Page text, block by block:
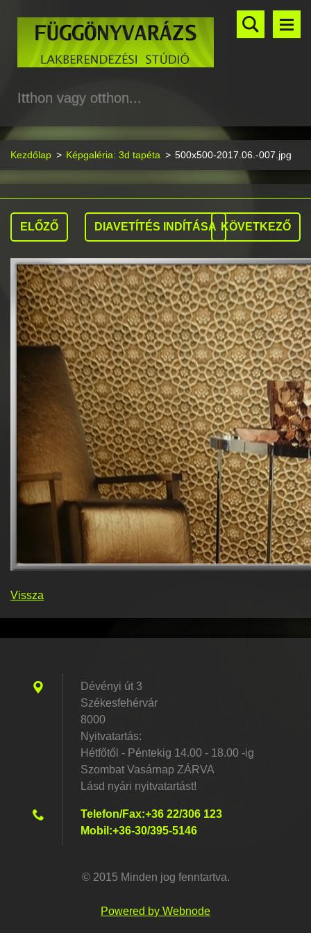
Itthon vagy otthon...
Kezdőlap > Képgaléria: 3d tapéta > 500x500-2017.06.-007.jpg
ELŐZŐ DIAVETÍTÉS INDÍTÁSA KÖVETKEZŐ
Vissza
Dévényi út 3
Székesfehérvár
8000
Nyitvatartás:
Hétfőtől - Péntekig 14.00 - 18.00 -ig
Szombat Vasárnap ZÁRVA
Lásd nyári nyitvatartást!
Telefon/Fax:+36 22/306 123
Mobil:+36-30/395-5146
© 2015 Minden jog fenntartva.
Powered by Webnode